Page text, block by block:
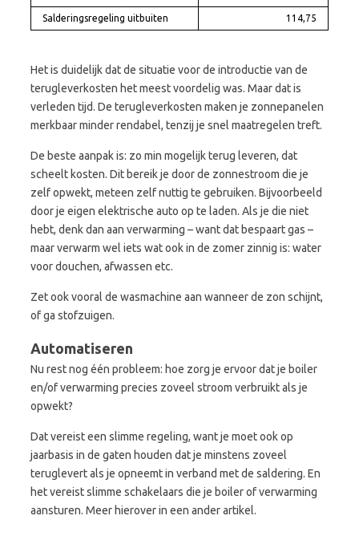
Salderingsregeling uitbuiten 114,75
Het is duidelijk dat de situatie voor de introductie van de
terugleverkosten het meest voordelig was. Maar dat is
verleden tijd. De terugleverkosten maken je zonnepanelen
merkbaar minder rendabel, tenzij je snel maatregelen treft.
De beste aanpak is: zo min mogelijk terug leveren, dat
scheelt kosten. Dit bereik je door de zonnestroom die je
zelf opwekt, meteen zelf nuttig te gebruiken. Bijvoorbeeld
door je eigen elektrische auto op te laden. Als je die niet
hebt, denk dan aan verwarming – want dat bespaart gas –
maar verwarm wel iets wat ook in de zomer zinnig is: water
voor douchen, afwassen etc.
Zet ook vooral de wasmachine aan wanneer de zon schijnt,
of ga stofzuigen.
Automatiseren
Nu rest nog één probleem: hoe zorg je ervoor dat je boiler
en/of verwarming precies zoveel stroom verbruikt als je
opwekt?
Dat vereist een slimme regeling, want je moet ook op
jaarbasis in de gaten houden dat je minstens zoveel
teruglevert als je opneemt in verband met de saldering. En
het vereist slimme schakelaars die je boiler of verwarming
aansturen. Meer hierover in een ander artikel.